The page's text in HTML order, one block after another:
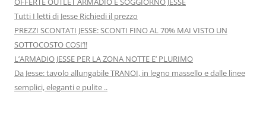
Tutti I letti di Jesse Richiedi il prezzo
PREZZI SCONTATI JESSE: SCONTI FINO AL 70% MAI VISTO UN
SOTTOCOSTO COSI’!!
L’ARMADIO JESSE PER LA ZONA NOTTE E’ PLURIMO
Da Jesse: tavolo allungabile TRANOI, in legno massello e dalle linee
semplici, eleganti e pulite ..